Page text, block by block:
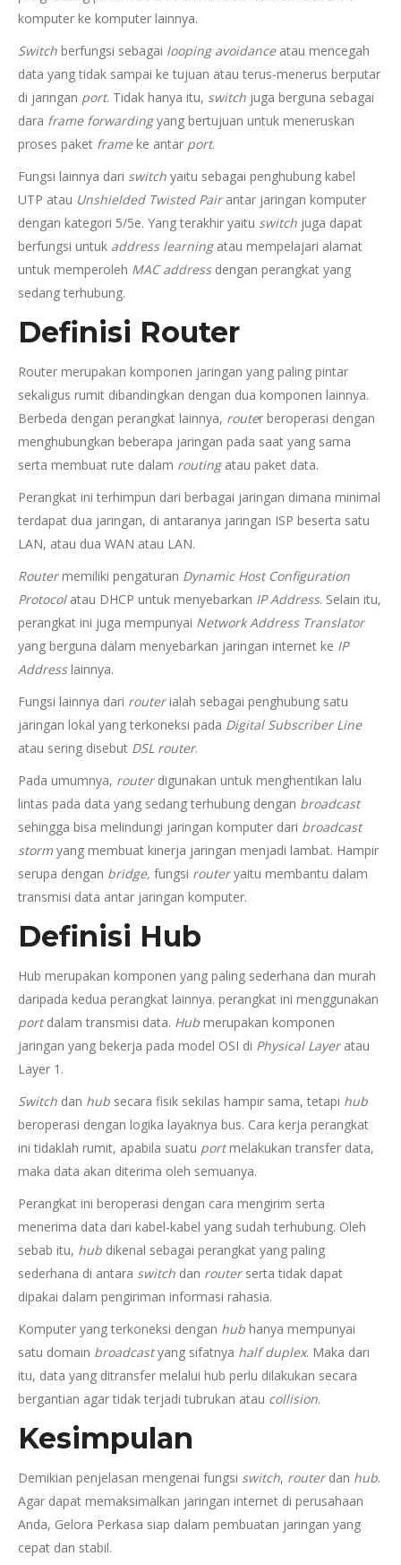
komputer ke komputer lainnya.
Switch berfungsi sebagai looping avoidanceatau mencegah
data yang tidak sampai ke tujuan atau terus-menerus berputar
di jaringan port. Tidak hanya itu, switch juga berguna sebagai
dara frame forwardingyang bertujuan untuk meneruskan
proses paket frameke antar port.
Fungsi lainnya dari switch yaitu sebagai penghubung kabel
UTP atau Unshielded Twisted Pairantar jaringan komputer
dengan kategori 5/5e. Yang terakhir yaitu switch juga dapat
berfungsi untuk address learningatau mempelajari alamat
untuk memperoleh MAC addressdengan perangkat yang
sedang terhubung.
Definisi Router
Router merupakan komponen jaringan yang paling pintar
sekaligus rumit dibandingkan dengan dua komponen lainnya.
Berbeda dengan perangkat lainnya, router beroperasi dengan
menghubungkan beberapa jaringan pada saat yang sama
serta membuat rute dalam routing atau paket data.
Perangkat ini terhimpun dari berbagai jaringan dimana minimal
terdapat dua jaringan, di antaranya jaringan ISP beserta satu
LAN, atau dua WAN atau LAN.
Routermemiliki pengaturan Dynamic Host Configuration
Protocolatau DHCP untuk menyebarkan IP Address. Selain itu,
perangkat ini juga mempunyai Network Address Translator
yang berguna dalam menyebarkan jaringan internet ke IP
Addresslainnya.
Fungsi lainnya dari routerialah sebagai penghubung satu
jaringan lokal yang terkoneksi pada Digital Subscriber Line
atau sering disebut DSL router.
Pada umumnya, routerdigunakan untuk menghentikan lalu
lintas pada data yang sedang terhubung dengan broadcast
sehingga bisa melindungi jaringan komputer dari broadcast
storm yang membuat kinerja jaringan menjadi lambat. Hampir
serupa dengan bridge, fungsi routeryaitu membantu dalam
transmisi data antar jaringan komputer.
Definisi Hub
Hub merupakan komponen yang paling sederhana dan murah
daripada kedua perangkat lainnya. perangkat ini menggunakan
portdalam transmisi data. Hub merupakan komponen
jaringan yang bekerja pada model OSI di Physical Layeratau
Layer 1.
Switch dan hub secara fisik sekilas hampir sama, tetapi hub
beroperasi dengan logika layaknya bus. Cara kerja perangkat
ini tidaklah rumit, apabila suatu portmelakukan transfer data,
maka data akan diterima oleh semuanya.
Perangkat ini beroperasi dengan cara mengirim serta
menerima data dari kabel-kabel yang sudah terhubung. Oleh
sebab itu, hub dikenal sebagai perangkat yang paling
sederhana di antara switch dan routerserta tidak dapat
dipakai dalam pengiriman informasi rahasia.
Komputer yang terkoneksi dengan hub hanya mempunyai
satu domain broadcastyang sifatnya half duplex. Maka dari
itu, data yang ditransfer melalui hub perlu dilakukan secara
bergantian agar tidak terjadi tubrukan atau collision.
Kesimpulan
Demikian penjelasan mengenai fungsi switch, routerdan hub.
Agar dapat memaksimalkan jaringan internet di perusahaan
Anda, Gelora Perkasa siap dalam pembuatan jaringan yang
cepat dan stabil.